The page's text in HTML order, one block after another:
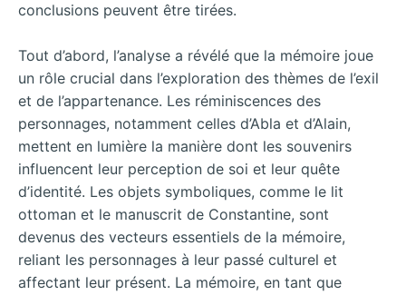
conclusions peuvent être tirées.
Tout d’abord, l’analyse a révélé que la mémoire joue
un rôle crucial dans l’exploration des thèmes de l’exil
et de l’appartenance. Les réminiscences des
personnages, notamment celles d’Abla et d’Alain,
mettent en lumière la manière dont les souvenirs
influencent leur perception de soi et leur quête
d’identité. Les objets symboliques, comme le lit
ottoman et le manuscrit de Constantine, sont
devenus des vecteurs essentiels de la mémoire,
reliant les personnages à leur passé culturel et
affectant leur présent. La mémoire, en tant que